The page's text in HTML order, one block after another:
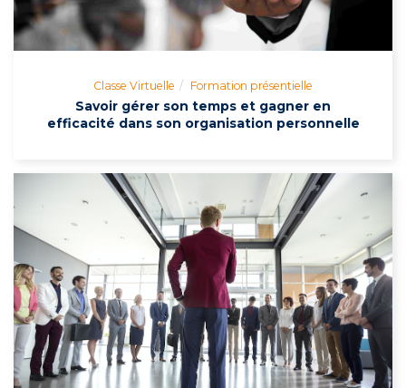
Classe Virtuelle Formation présentielle
Savoir gérer son temps et gagner en
efficacité dans son organisation personnelle